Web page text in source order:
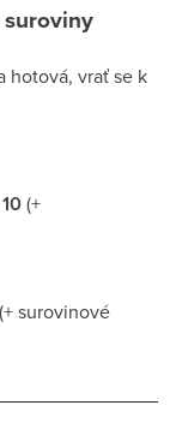
hotová, vrať se k
(+
(+ surovinové